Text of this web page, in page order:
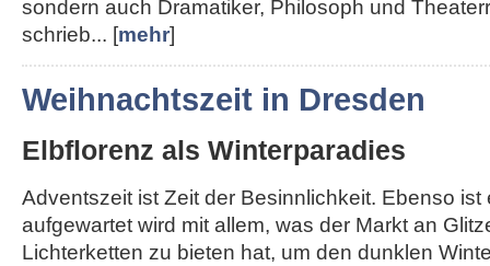
sondern auch Dramatiker, Philosoph und
schrieb... [mehr]
Weihnachtszeit in Dresden
Elbflorenz als Winterparadies
Adventszeit ist Zeit der Besinnlichkeit. Ebenso ist
aufgewartet wird mit allem, was der Markt an
Lichterketten zu bieten hat, um den dunklen